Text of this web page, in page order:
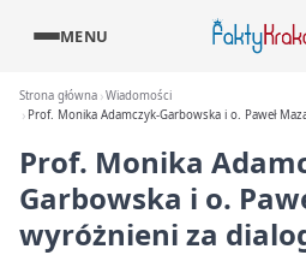
MENU
Strona główna Wiadomości
Prof. Monika Adamczyk-Garbowska i o. Paweł
Prof. Monika
Garbowska i o.
wyróżnieni za